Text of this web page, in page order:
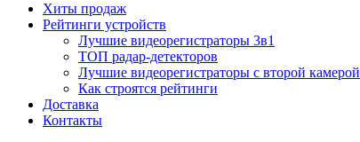
Хиты продаж
Рейтинги устройств
Лучшие видеорегистраторы 3в1
ТОП радар-детекторов
Лучшие видеорегистраторы с второй камерой
Как строятся рейтинги
Доставка
Контакты